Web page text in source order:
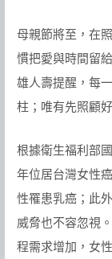
母親節將至，在
慣把愛與時間留
雄人壽提醒，每
柱；唯有先照顧
根據衛生福利部
年位居台灣女性
性罹患乳癌；此
威脅也不容忽視
程需求增加，女